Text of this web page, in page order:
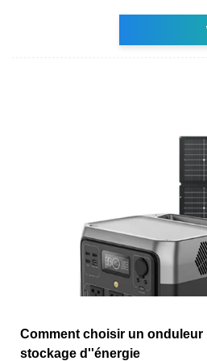
Comment choisir un
stockage d''énergie